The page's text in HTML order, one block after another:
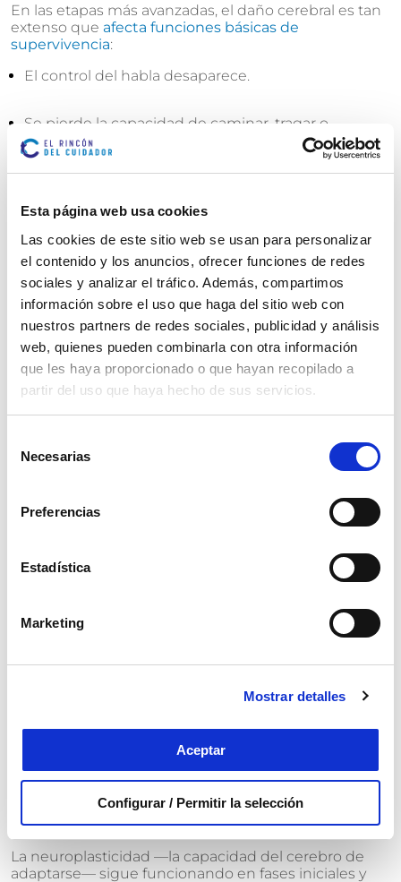
Esta página web usa cookies
Las cookies de este sitio web se usan para personalizar
el contenido y los anuncios, ofrecer funciones de redes
sociales y analizar el tráfico. Además, compartimos
información sobre el uso que haga del sitio web con
nuestros partners de redes sociales, publicidad y análisis
web, quienes pueden combinarla con otra información
que les haya proporcionado o que hayan recopilado a
partir del uso que haya hecho de sus servicios.
Necesarias
Preferencias
Estadística
Marketing
Mostrar detalles
Aceptar
Configurar / Permitir la selección
En las etapas más avanzadas, el daño cerebral es tan
extenso que afecta funciones básicas de
supervivencia:
El control del habla desaparece.
Se pierde la capacidad de caminar, tragar o
controlar esfínteres.
drásticamente.
El cerebro, que alguna vez gestionó una vida entera
llena de decisiones, emociones y recuerdos,pierde
incluso sus funciones más elementales . El cuerpo
depende por completo del cuidado externo.
Este deterioro profundo no es repentino, sino el
resultado de años de neurodegeneración progresiva
silenciosa e irreversible.
¿Podemos frenar o revertir estos daños?
Hasta ahora,
, ni
tratamientos que pueden
ralentizar el avance y
mejorar la calidad de vida
Medicación para apoyar la comunicación neuronal
activas las funciones restantes.
diabetes o colesterol.
Actividad física regular, alimentación saludable y
sueño de calidad.
La neuroplasticidad —la capacidad del cerebro de
adaptarse— sigue funcionando en fases iniciales y